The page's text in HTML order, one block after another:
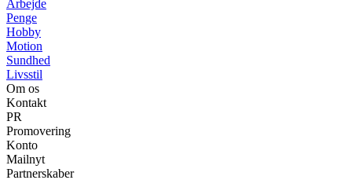
Arbejde
Penge
Hobby
Motion
Sundhed
Livsstil
Om os
Kontakt
PR
Promovering
Konto
Mailnyt
Partnerskaber